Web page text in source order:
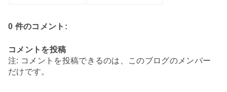
0 件のコメント:
コメントを投稿
注: コメントを投稿できるのは、このブログのメンバー
だけです。